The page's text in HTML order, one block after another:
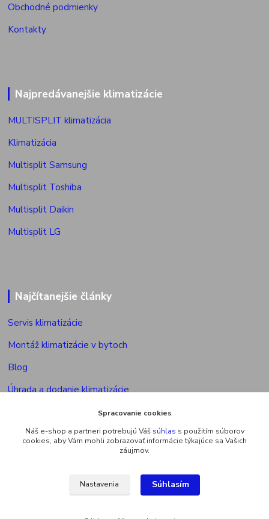
Obchodné podmienky
Kontakty
Najpredávanejšie klimatizácie
MULTISPLIT klimatizácia
Klimatizácia
Multisplit Samsung
Multisplit Toshiba
Multisplit Daikin
Multisplit LG
Najčítanejšie články
Servis klimatizácie
Montáž klimatizácie v bytoch
Blog
Úhrada a dodanie klimatizácie
Povolenie na montáž klimatizácie
Výkon vonkajšej jed. multisplitu
Upravit sběr cookies.
Spracovanie cookies
Náš e-shop a partneri potrebujú Váš súhlas s použitím súborov
cookies, aby Vám mohli zobrazovať informácie týkajúce sa Vašich
záujmov.
Nastavenia Súhlasím